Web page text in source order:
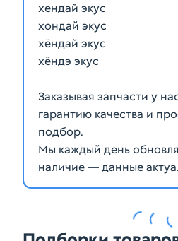
хендай экус
хондай экус
хёндай экус
хёндэ экус
Заказывая запчасти у
гарантию качества и
подбор.
Мы каждый день
наличие — данные